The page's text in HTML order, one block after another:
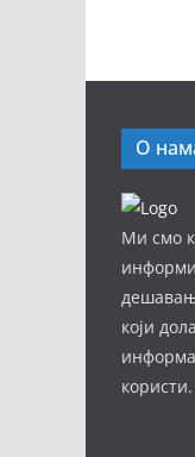
О
Ми смо
који
користи.